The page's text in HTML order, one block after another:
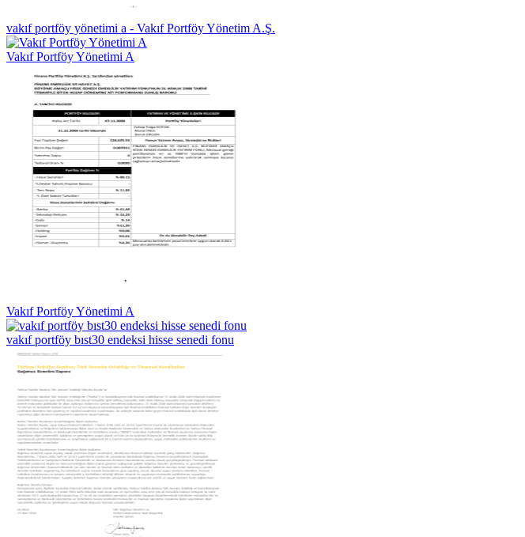
vakıf portföy yönetimi a - Vakıf Portföy Yönetim A.Ş.
Vakıf Portföy Yönetimi A
Vakıf Portföy Yönetimi A
vakıf portföy bıst30 endeksi hisse senedi fonu